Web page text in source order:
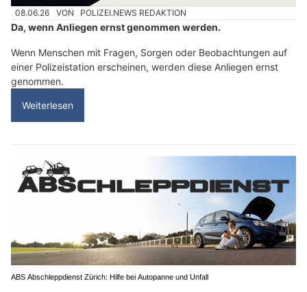
08.06.26 VON POLIZEI.NEWS REDAKTION
Da, wenn Anliegen ernst genommen werden.
Wenn Menschen mit Fragen, Sorgen oder Beobachtungen auf
einer Polizeistation erscheinen, werden diese Anliegen ernst
genommen.
Weiterlesen
ABS Abschleppdienst Zürich: Hilfe bei Autopanne und Unfall